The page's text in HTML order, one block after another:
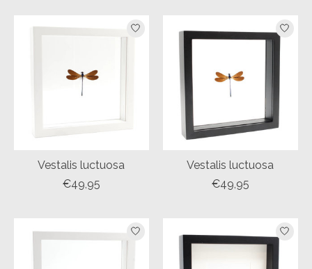
Vestalis luctuosa
€49,95
Vestalis luctuosa
€49,95